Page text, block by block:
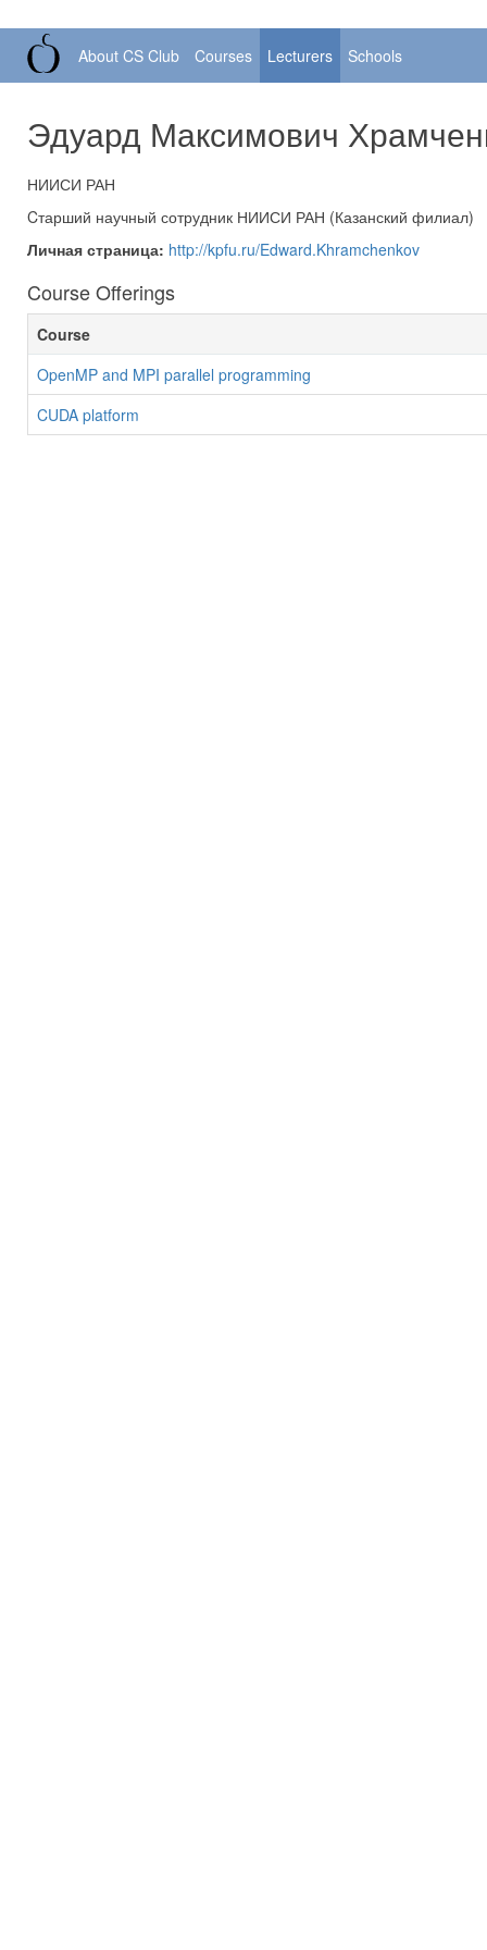
About CS Club Courses Lecturers Schools
Эдуард Максимович
НИИСИ РАН
Cтарший научный сотрудник НИИСИ РАН (Казанский филиал)
Личная страница: http://kpfu.ru/Edward.Khramchenkov
Course Offerings
Course
OpenMP and MPI parallel programming
CUDA platform